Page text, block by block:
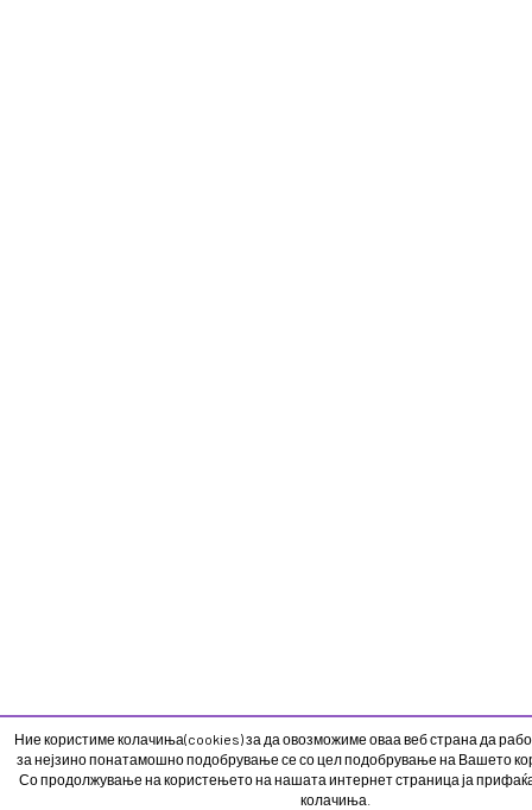
Ние користиме колачиња(cookies) за да овозможиме оваа веб страна да
за нејзино понатамошно подобрување се со цел подобрување на Вашето
Со продолжување на користењето на нашата интернет страница ја
колачиња.